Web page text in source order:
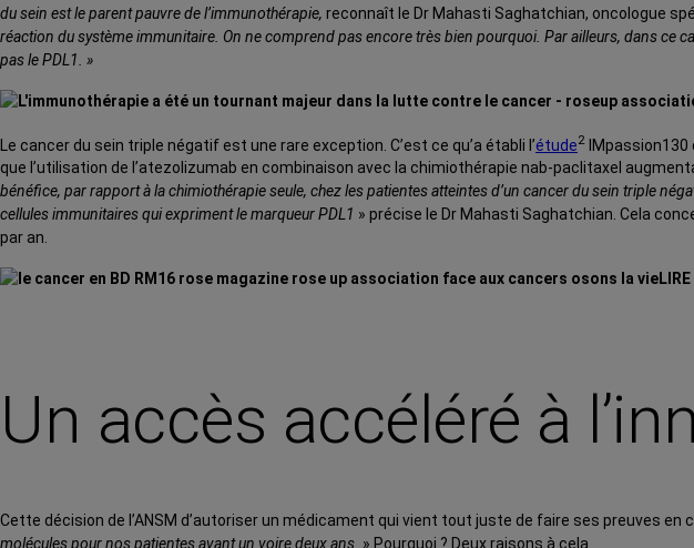
du sein est le parent pauvre de l’immunothérapie, reconnaît le Dr Mahasti Saghatchian, oncologue
réaction du système immunitaire. On ne comprend pas encore très bien pourquoi. Par ailleurs, dans ce
pas le PDL1. »
Le cancer du sein triple négatif est une rare exception. C’est ce qu’a établi l’étude2 IMpassion130
que l’utilisation de l’atezolizumab en combinaison avec la chimiothérapie nab-paclitaxel
bénéfice, par rapport à la chimiothérapie seule, chez les patientes atteintes d’un cancer du sein triple
cellules immunitaires qui expriment le marqueur PDL1 » précise le Dr Mahasti Saghatchian. Cela
par an.
Un accès accéléré à
Cette décision de l’ANSM d’autoriser un médicament qui vient tout juste de faire ses preuves en
molécules pour nos patientes avant un voire deux ans. » Pourquoi ? Deux raisons à cela.